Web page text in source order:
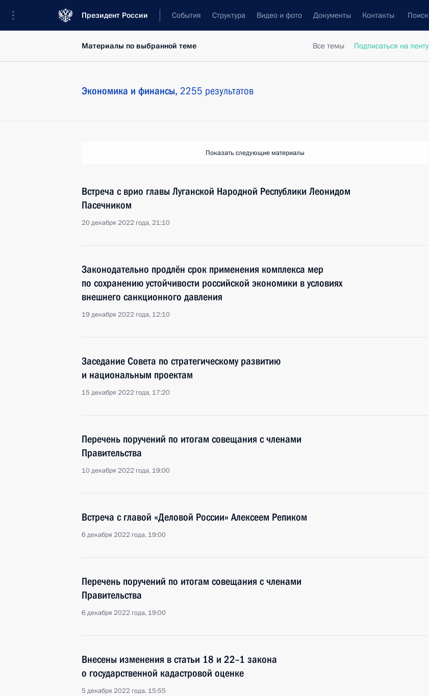
Президент России События Структура Видео и фото Документы Контакты Поиск
Все темы Подписаться на ленту
Материалы по выбранной теме
Экономика и финансы, 2255 результатов
Показать следующие материалы
Встреча с врио главы Луганской Народной Республики Леонидом
Пасечником
20 декабря 2022 года, 21:10
Законодательно продлён срок применения комплекса мер
по сохранению устойчивости российской экономики в условиях
внешнего санкционного давления
19 декабря 2022 года, 12:10
Заседание Совета по стратегическому развитию
и национальным проектам
15 декабря 2022 года, 17:20
Перечень поручений по итогам совещания с членами
Правительства
10 декабря 2022 года, 19:00
Встреча с главой «Деловой России» Алексеем Репиком
6 декабря 2022 года, 19:00
Перечень поручений по итогам совещания с членами
Правительства
6 декабря 2022 года, 19:00
Внесены изменения в статьи 18 и 22–1 закона
о государственной кадастровой оценке
5 декабря 2022 года, 15:55